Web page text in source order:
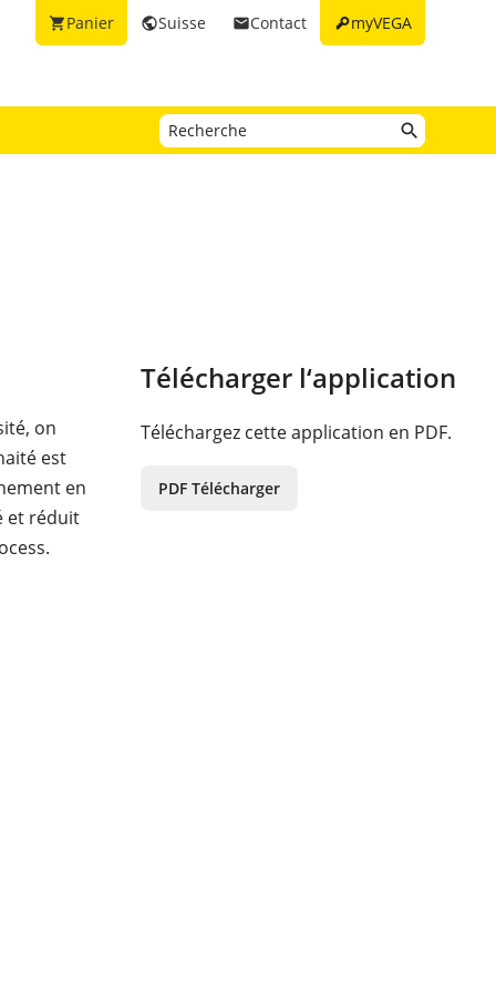
keymyVEGA
emailContact
publicSuisse
shopping_cartPanier
on
est
en
et réduit
Télécharger l‘application
Téléchargez cette application en PDF.
PDF Télécharger